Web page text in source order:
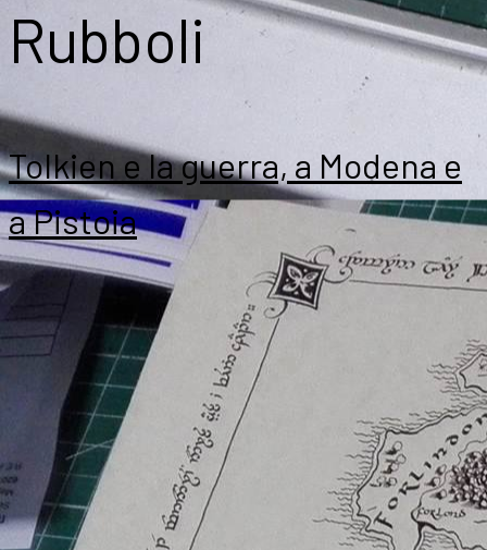
Rubboli
Tolkien e la guerra, a Modena e
a Pistoia